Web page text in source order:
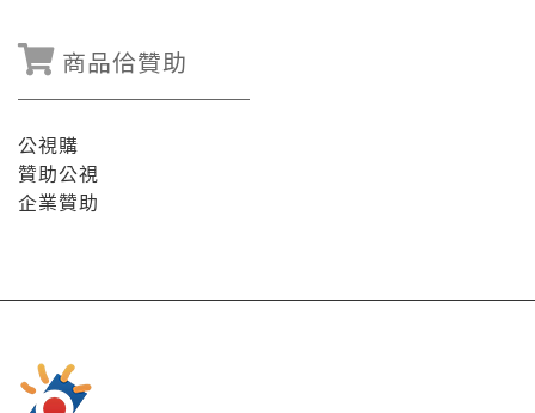
商品佮贊助
公視購
贊助公視
企業贊助